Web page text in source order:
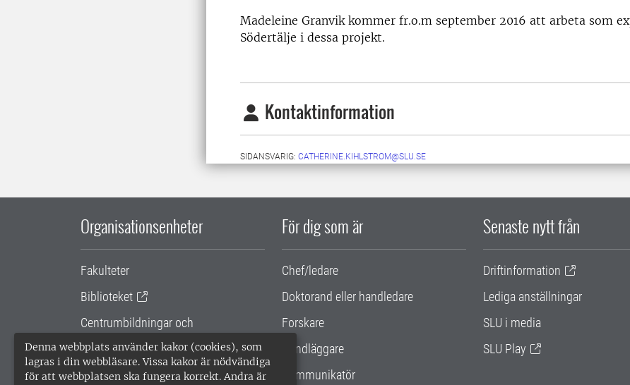
Denna webbplats använder kakor (cookies), som
lagras i din webbläsare. Vissa kakor är nödvändiga
för att webbplatsen ska fungera korrekt. Andra är
Madeleine Granvik kommer fr.o.m september 2016 att arbeta som
Södertälje i dessa projekt.
Kontaktinformation
SIDANSVARIG: CATHERINE.KIHLSTROM@SLU.SE
Organisationsenheter
Fakulteter
Biblioteket
Centrumbildningar och
samarbetsprojekt
Gemensamma verksamhetsstödet
För dig som är
Chef/ledare
Doktorand eller handledare
Forskare
Handläggare
Kommunikatör
Senaste nytt från
Driftinformation
Lediga anställningar
SLU i media
SLU Play